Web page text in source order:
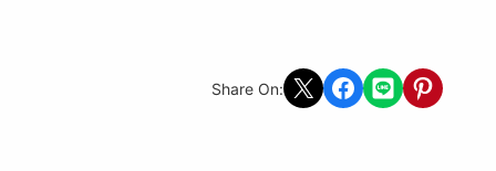
Share On: Share on X Share on Facebook
Share on LINEShare on